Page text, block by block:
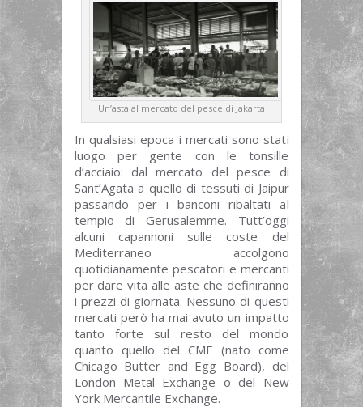
Un’asta al mercato del pesce di Jakarta
In qualsiasi epoca i mercati sono stati
luogo per gente con le tonsille
d’acciaio: dal mercato del pesce di
Sant’Agata a quello di tessuti di Jaipur
passando per i banconi ribaltati al
tempio di Gerusalemme. Tutt’oggi
alcuni capannoni sulle coste del
Mediterraneo accolgono
quotidianamente pescatori e mercanti
per dare vita alle aste che definiranno
i prezzi di giornata. Nessuno di questi
mercati però ha mai avuto un impatto
tanto forte sul resto del mondo
quanto quello del CME (nato come
Chicago Butter and Egg Board), del
London Metal Exchange o del New
York Mercantile Exchange.